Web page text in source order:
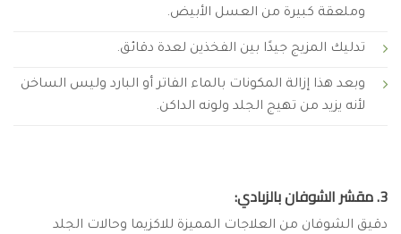
وملعقة كبيرة من العسل الأبيض.
تدليك المزيج جيدًا بين الفخذين لعدة دقائق.
وبعد هذا إزالة المكونات بالماء الفاتر أو البارد وليس الساخن
لأنه يزيد من تهيج الجلد ولونه الداكن.
3. مقشر الشوفان بالزبادي:
دقيق الشوفان من العلاجات المميزة للاكزيما وحالات الجلد